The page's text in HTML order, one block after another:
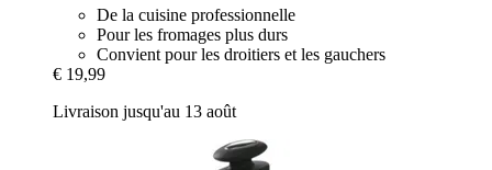
De la cuisine professionnelle
Pour les fromages plus durs
Convient pour les droitiers et les gauchers
€ 19,99
Livraison jusqu'au 13 août